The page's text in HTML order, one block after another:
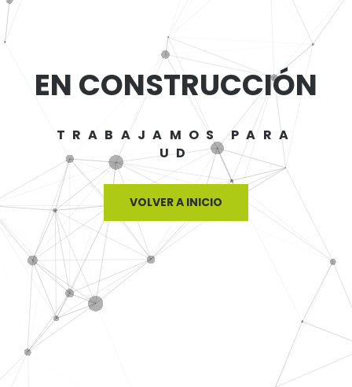
EN CONSTRUCCIÓN
TRABAJAMOS PARA
UD
VOLVER A INICIO